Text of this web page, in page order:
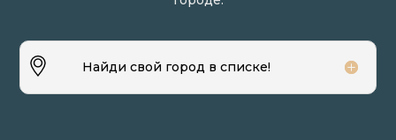
Найди свой город в списке!